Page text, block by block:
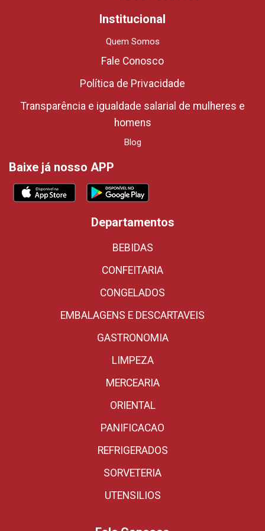
Institucional
Quem Somos
Fale Conosco
Política de Privacidade
Transparência e igualdade salarial de mulheres e
homens
Blog
Baixe já nosso APP
Departamentos
BEBIDAS
CONFEITARIA
CONGELADOS
EMBALAGENS E DESCARTAVEIS
GASTRONOMIA
LIMPEZA
MERCEARIA
ORIENTAL
PANIFICACAO
REFRIGERADOS
SORVETERIA
UTENSILIOS